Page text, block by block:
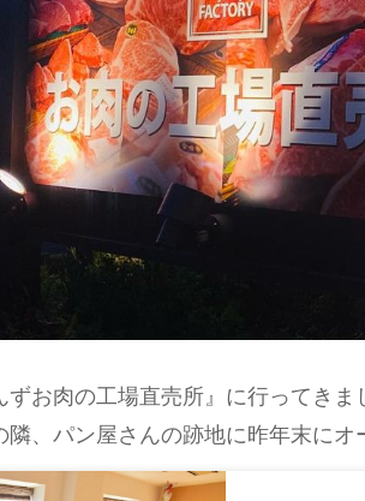
ずお肉の工場直売所』に行ってき
隣、パン屋さんの跡地に昨年末にオ